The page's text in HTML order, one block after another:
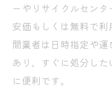
ーやリサイクルセン
安価もしくは無料で
間業者は日時指定や
あり、すぐに処分し
に便利です。